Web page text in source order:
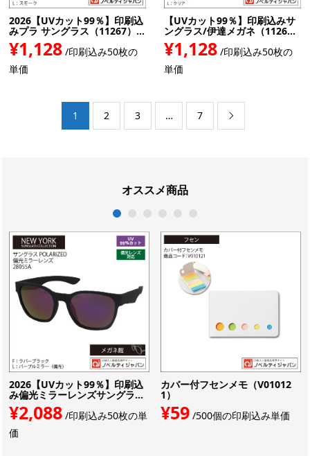
2026【UVカット99％】印刷込
みプラ サングラス（11267）...
¥1,128 /印刷込み50枚の
単価
【UVカット99％】印刷込みサ
ングラス/伊達メガネ（1126...
¥1,128 /印刷込み50枚の
単価
1 2 3 … 7 
オススメ商品
2026【UVカット99％】印刷込
み偏光ミラーレンズサングラ...
¥2,088/印刷込み50枚の単
価
カバー付フセンメモ（V01012
1）
¥59/500個の印刷込み単価
1 2 3 4 5 6